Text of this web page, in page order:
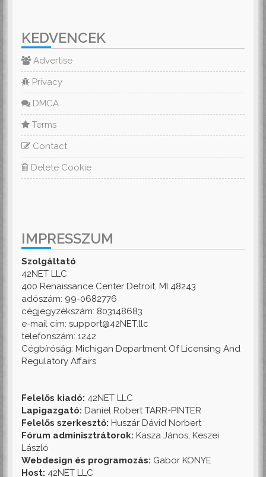
KEDVENCEK
Advertise
Privacy
DMCA
Terms
Contact
Delete Cookie
IMPRESSZUM
Szolgáltató:
42NET LLC
400 Renaissance Center Detroit, MI 48243
adószám: 99-0682776
cégjegyzékszám: 803148683
e-mail cím: support@42NET.llc
telefonszám: 1242
Cégbíróság: Michigan Department Of Licensing And
Regulatory Affairs
Felelős kiadó: 42NET LLC
Lapigazgató: Daniel Robert TARR-PINTER
Felelős szerkesztő: Huszár Dávid Norbert
Fórum adminisztrátorok: Kasza János, Keszei
László
Webdesign és programozás: Gabor KONYE
Host: 42NET LLC